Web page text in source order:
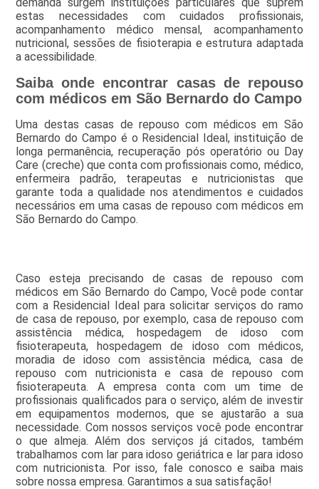
estas necessidades com cuidados profissionais,
acompanhamento médico mensal, acompanhamento
nutricional, sessões de fisioterapia e estrutura adaptada
a acessibilidade.
Saiba onde encontrar casas de repouso
com médicos em São Bernardo do Campo
Uma destas casas de repouso com médicos em São
Bernardo do Campo é o Residencial Ideal, instituição de
longa permanência, recuperação pós operatório ou Day
Care (creche) que conta com profissionais como, médico,
enfermeira padrão, terapeutas e nutricionistas que
garante toda a qualidade nos atendimentos e cuidados
necessários em uma casas de repouso com médicos em
São Bernardo do Campo.
Caso esteja precisando de casas de repouso com
médicos em São Bernardo do Campo, Você pode contar
com a Residencial Ideal para solicitar serviços do ramo
de casa de repouso, por exemplo, casa de repouso com
assistência médica, hospedagem de idoso com
fisioterapeuta, hospedagem de idoso com médicos,
moradia de idoso com assistência médica, casa de
repouso com nutricionista e casa de repouso com
fisioterapeuta. A empresa conta com um time de
profissionais qualificados para o serviço, além de investir
em equipamentos modernos, que se ajustarão a sua
necessidade. Com nossos serviços você pode encontrar
o que almeja. Além dos serviços já citados, também
trabalhamos com lar para idoso geriátrica e lar para idoso
com nutricionista. Por isso, fale conosco e saiba mais
sobre nossa empresa. Garantimos a sua satisfação!